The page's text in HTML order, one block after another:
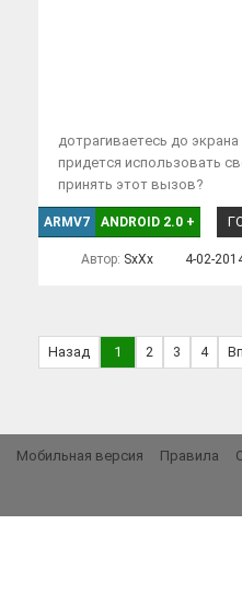
дотрагиваетесь до
придется использовать
принять этот вызов?
ARMV7 ANDROID 2.0 +
Автор: SxXx 4-02-
Назад 1 2 3 4
Мобильная версия Правила